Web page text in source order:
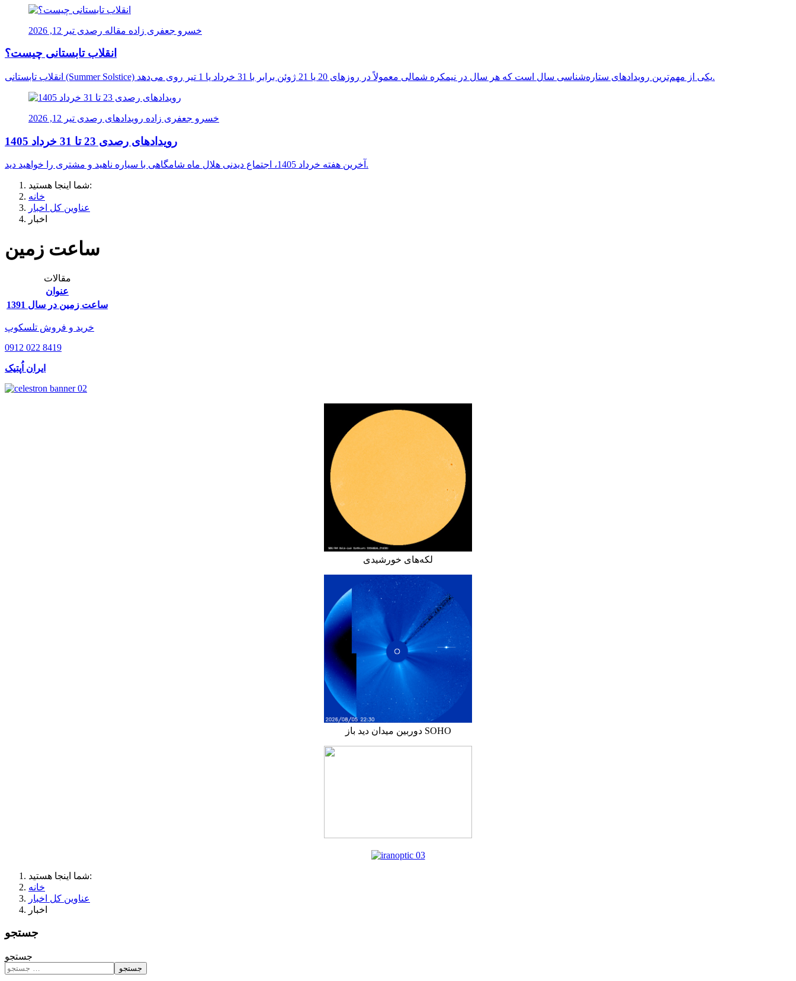
خسرو جعفری زاده مقاله رصدی تیر 12, 2026
انقلاب تابستانی چیست؟
انقلاب تابستانی (Summer Solstice) یکی از مهم‌ترین رویدادهای ستاره‌شناسی سال است که هر سال در نیمکره شمالی معمولاً در روزهای 20 یا 21 ژوئن برابر با 31 خرداد یا 1 تیر روی می‌دهد.
خسرو جعفری زاده رویدادهای رصدی تیر 12, 2026
رویدادهای رصدی 23 تا 31 خرداد 1405
آخرین هفته خرداد 1405، اجتماع دیدنی هلال ماه شامگاهی با سیاره ناهید و مشتری را خواهید دید.
شما اینجا هستید:
خانه
عناوین کل اخبار
اخبار
ساعت زمین
مقالات
عنوان
ساعت زمين در سال 1391
خرید و فروش تلسکوپ
0912 022 8419
ایران اُپتیک
لکه‌های خورشیدی
دوربین میدان دید باز SOHO
شما اینجا هستید:
خانه
عناوین کل اخبار
اخبار
جستجو
جستجو
جستجو